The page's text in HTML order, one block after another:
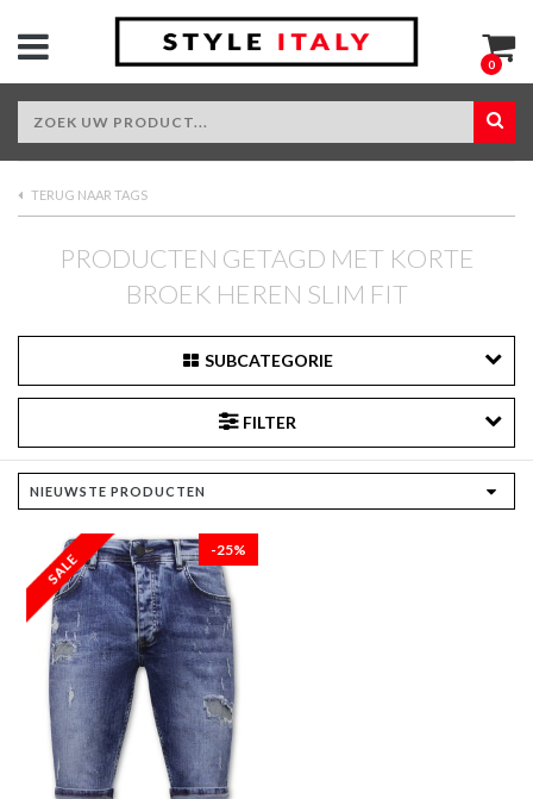
0
TERUG NAAR TAGS
PRODUCTEN GETAGD MET KORTE
BROEK HEREN SLIM FIT
SUBCATEGORIE
FILTER
-25%